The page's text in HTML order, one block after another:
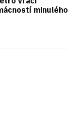
minulého